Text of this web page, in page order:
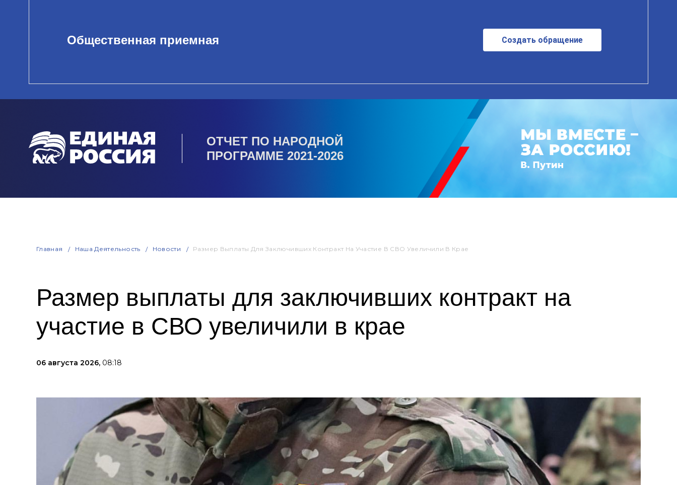
Общественная приемная Создать обращение
ОТЧЕТ ПО НАРОДНОЙ
ПРОГРАММЕ 2021-2026
Главная Наша Деятельность Новости Размер Выплаты Для Заключивших Контракт На Участие В СВО Увеличили В Крае
Размер выплаты для заключивших контракт на
участие в СВО увеличили в крае
06 августа 2026, 08:18